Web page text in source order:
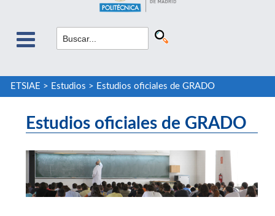
ETSIAE > Estudios > Estudios oficiales de GRADO
Estudios oficiales de GRADO